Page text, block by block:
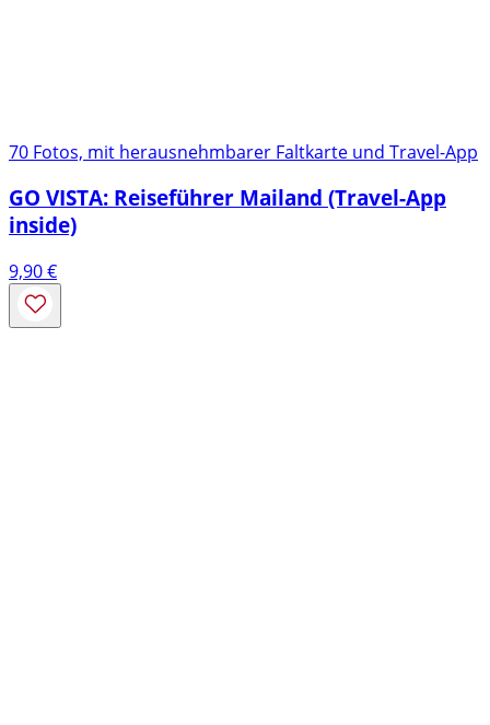
70 Fotos, mit herausnehmbarer Faltkarte und Travel-App
GO VISTA: Reiseführer Mailand (Travel-App
inside)
9,90€